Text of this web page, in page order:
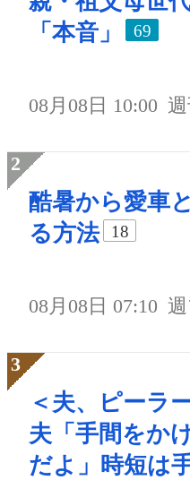
「本音」
69
08月08日 10:00
酷暑から愛車
る方法
18
08月08日 07:10
＜夫、ピーラ
夫「手間をか
だよ」時短は